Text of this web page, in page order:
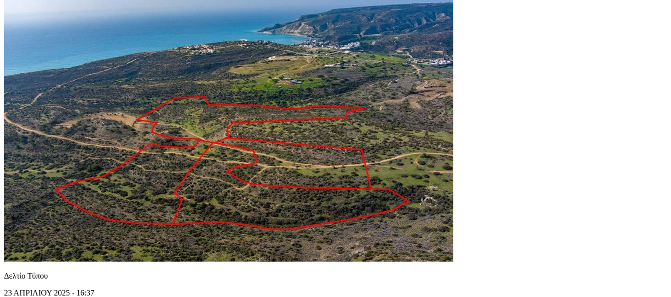
Δελτίο Τύπου
23 ΑΠΡΙΛΙΟΥ 2025 - 16:37